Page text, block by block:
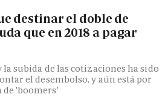
destinar el doble de
que en 2018 a pagar
subida de las cotizaciones ha sido
el desembolso, y aún está por
de 'boomers'